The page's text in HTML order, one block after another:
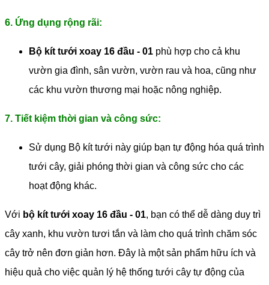
6. Ứng dụng rộng rãi:
Bộ kít tưới xoay 16 đầu - 01 phù hợp cho cả khu
vườn gia đình, sân vườn, vườn rau và hoa, cũng như
các khu vườn thương mại hoặc nông nghiệp.
7. Tiết kiệm thời gian và công sức:
Sử dụng Bộ kít tưới này giúp bạn tự động hóa quá trình
tưới cây, giải phóng thời gian và công sức cho các
hoạt động khác.
Với bộ kít tưới xoay 16 đầu - 01, bạn có thể dễ dàng duy trì
cây xanh, khu vườn tươi tắn và làm cho quá trình chăm sóc
cây trở nên đơn giản hơn. Đây là một sản phẩm hữu ích và
hiệu quả cho việc quản lý hệ thống tưới cây tự động của